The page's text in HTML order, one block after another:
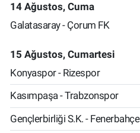
14 Ağustos, Cuma
Galatasaray - Çorum FK
15 Ağustos, Cumartesi
Konyaspor - Rizespor
Kasımpaşa - Trabzonspor
Gençlerbirliği S.K. - Fenerbahçe